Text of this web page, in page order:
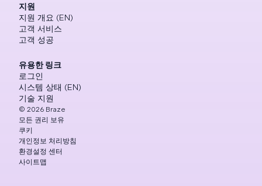
지원
지원 개요 (EN)
고객 서비스
고객 성공
유용한 링크
로그인
시스템 상태 (EN)
기술 지원
© 2026 Braze
모든 권리 보유
쿠키
개인정보 처리방침
환경설정 센터
사이트맵